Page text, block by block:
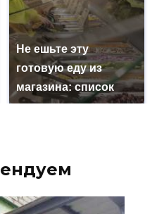
Не ешьте эту
готовую еду из
магазина: список